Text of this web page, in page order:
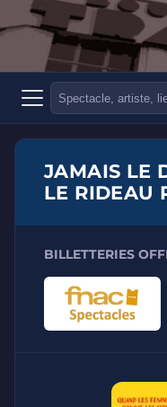
JAMAIS LE
LE RIDEAU
BILLETTERIES